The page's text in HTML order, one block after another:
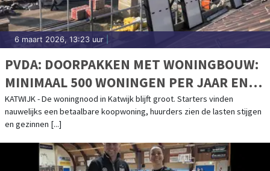
6 maart 2026, 13:23 uur
PVDA: DOORPAKKEN MET WONINGBOUW:
MINIMAAL 500 WONINGEN PER JAAR EN
MEER BETAALBARE KOOP OP
VALKENHORST
KATWIJK - De woningnood in Katwijk blijft groot. Starters vinden
nauwelijks een betaalbare koopwoning, huurders zien de lasten stijgen
en gezinnen [...]